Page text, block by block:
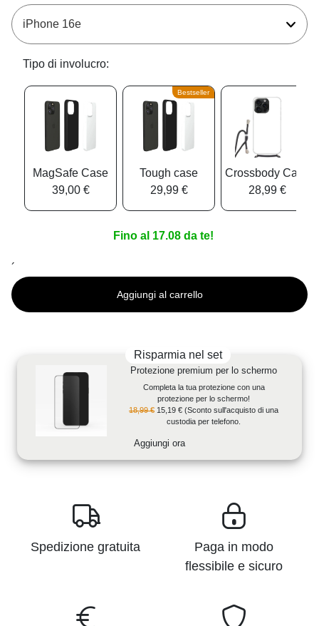
Tipo di involucro:
MagSafe Case
39,00 €
Bestseller
Tough case
29,99 €
Crossbody Case
28,99 €
Fino al 17.08 da te!
´
Aggiungi al carrello
Risparmia nel set
Protezione premium per lo schermo
Completa la tua protezione con una
protezione per lo schermo!
18,99 € 15,19 € (Sconto sull'acquisto di una
custodia per telefono.
Aggiungi ora
Spedizione gratuita
Paga in modo
flessibile e sicuro